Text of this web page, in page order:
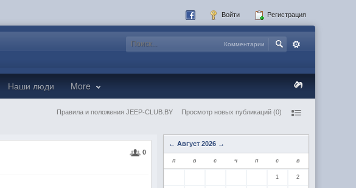
Войти Регистрация
Комментарии
Наши люди More
Правила и положения JEEP-CLUB.BY Просмотр новых публикаций (0)
0
← Август 2026 →
п в с ч п с в
1 2